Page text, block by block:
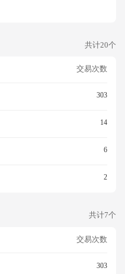
共计20个
交易次数
303
14
6
2
共计7个
交易次数
303